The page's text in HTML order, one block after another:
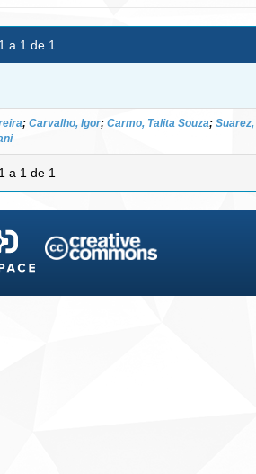
a 1 de 1
; Carvalho, Igor; Carmo, Talita Souza; Suarez,
a 1 de 1